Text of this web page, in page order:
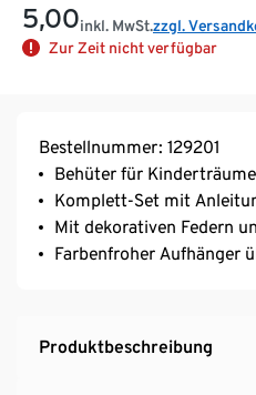
5,00inkl. MwSt.zzgl.
Zur Zeit nicht verfügbar
Bestellnummer: 129201
Behüter für
Komplett-Set mit
Mit dekorativen Federn
Farbenfroher Aufhänger
Produktbeschreibung